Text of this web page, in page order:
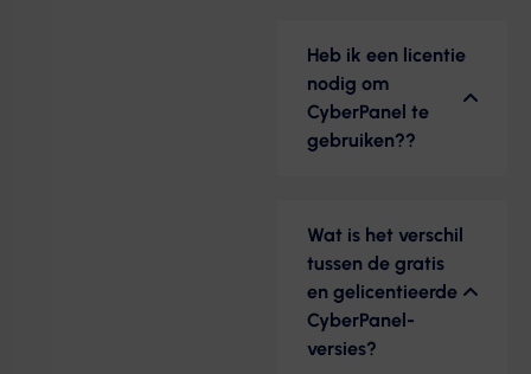
Heb ik een licentie
nodig om
CyberPanel te
gebruiken??
Wat is het verschil
tussen de gratis
en gelicentieerde
CyberPanel-
versies?